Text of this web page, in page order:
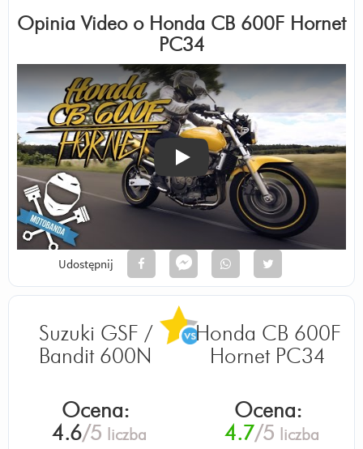
Opinia Video o Honda CB 600F Hornet
PC34
Odtwórz
Udostępnij
Suzuki GSF /
Bandit 600N
Honda CB 600F
Hornet PC34
Ocena:
4.6/5 liczba
Ocena:
4.7/5 liczba